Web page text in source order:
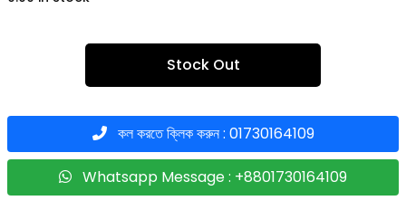
Stock Out
কল করতে ক্লিক করুন : 01730164109
Whatsapp Message : +8801730164109